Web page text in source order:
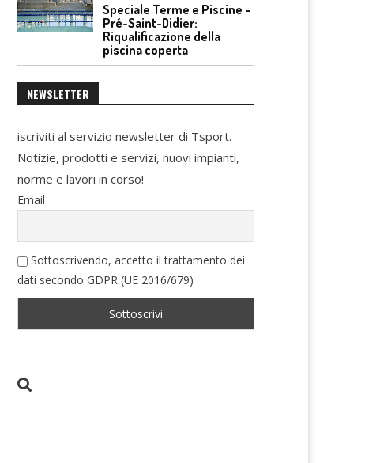
Speciale Terme e Piscine –
Pré-Saint-Didier:
Riqualificazione della
piscina coperta
NEWSLETTER
iscriviti al servizio newsletter di Tsport.
Notizie, prodotti e servizi, nuovi impianti,
norme e lavori in corso!
Email
Sottoscrivendo, accetto il trattamento dei
dati secondo GDPR (UE 2016/679)